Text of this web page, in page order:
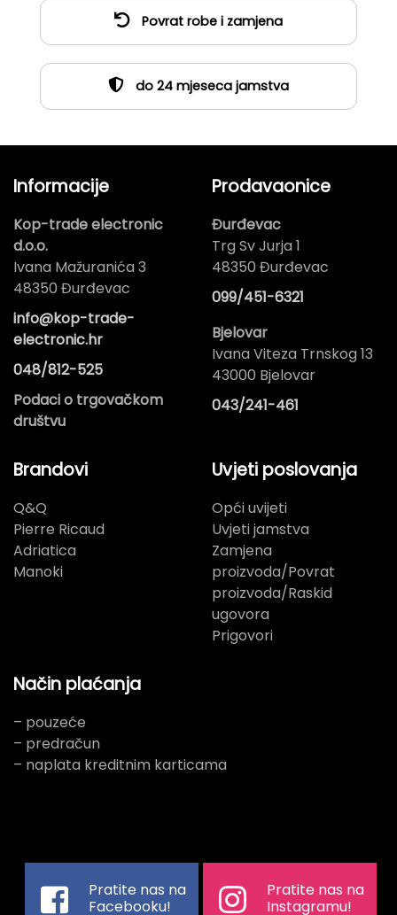
Povrat robe i zamjena
do 24 mjeseca jamstva
Informacije
Kop-trade electronic
d.o.o.
Ivana Mažuranića 3
48350 Đurđevac
info@kop-trade-
electronic.hr
048/812-525
Podaci o trgovačkom
društvu
Prodavaonice
Đurđevac
Trg Sv Jurja 1
48350 Đurđevac
099/451-6321
Bjelovar
Ivana Viteza Trnskog 13
43000 Bjelovar
043/241-461
Brandovi
Q&Q
Pierre Ricaud
Adriatica
Manoki
Uvjeti poslovanja
Opći uvijeti
Uvjeti jamstva
Zamjena
proizvoda/Povrat
proizvoda/Raskid
ugovora
Prigovori
Način plaćanja
– pouzeće
– predračun
– naplata kreditnim karticama
Pratite nas na
Facebooku!
Pratite nas na
Instagramu!